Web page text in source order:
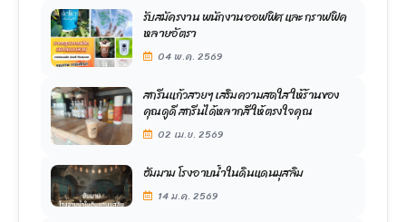
รับสมัครงาน พนักงานออฟฟิศ และ กราฟฟิค
หลายอัตรา
04 พ.ค. 2569
สกรีนแก้วสวยๆ เสริมความสดใส ให้ร้านของ
คุณดูดี สกรีนได้หลากสี ให้ตรงใจคุณ
02 เม.ย. 2569
ฮัมมาม โรงอาบน้ำในดินแดนมุสลิม
14 ม.ค. 2569